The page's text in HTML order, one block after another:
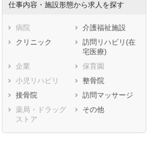
石川県
福井県
岐阜県
静岡県
愛知県
三重県
大阪府
兵庫県
奈良県
鳥取県
島根県
広島県
山口県
徳島県
香川県
愛媛県
仕事内容・施設形態から求人を探す
病院
介護福祉施設
クリニック
訪問リハビリ(在
宅医療)
企業
保育園
小児リハビリ
整骨院
接骨院
訪問マッサージ
薬局・ドラッグ
ストア
その他